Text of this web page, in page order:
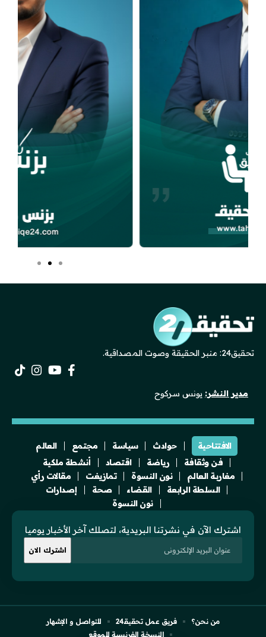
تحقيق24: منبر الحقيقة وصوت المصداقية.
مدير النشر: يونس سركوح
الافتتاحية حوادث سياسة مجتمع
العالم
فن وثقافة
رياضة اقتصاد
أنشطة ملكية
مغاربة العالم
نون النسوة تمازيغت
مقالات رأي
السلطة الرابعة
القضاء صحة
إصدارات
نون النسوة
اشترك الآن في نشرتنا البريدية، لتصلك آخر الأخبار يوميا
من نحن؟ فريق عمل تحقيقـ24
للتواصل و الإشهار
النسخة الفرنسية للموقع